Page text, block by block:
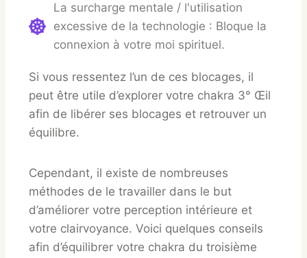
La surcharge mentale / l'utilisation
excessive de la technologie : Bloque la
connexion à votre moi spirituel.
Si vous ressentez l’un de ces blocages, il
peut être utile d’explorer votre chakra 3° Œil
afin de libérer ses blocages et retrouver un
équilibre.
Cependant, il existe de nombreuses
méthodes de le travailler dans le but
d’améliorer votre perception intérieure et
votre clairvoyance. Voici quelques conseils
afin d’équilibrer votre chakra du troisième